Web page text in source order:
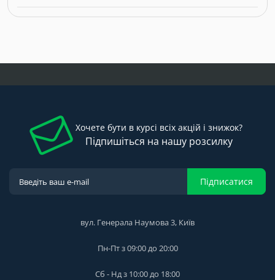
Хочете бути в курсі всіх акцій і знижок?
Підпишіться на нашу розсилку
Підписатися
вул. Генерала Наумова 3, Київ
Пн-Пт з 09:00 до 20:00
Сб - Нд з 10:00 до 18:00